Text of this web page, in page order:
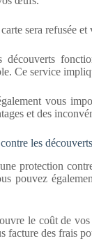
sera refusée
Ce service
vous
et des
les
protection
pouvez
le coût de
facture des frais